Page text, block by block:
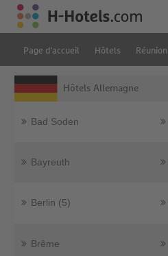
Page d’accueil Hôtels Réunion
Hôtels Allemagne
Bad Soden
Bayreuth
Berlin (5)
Brême